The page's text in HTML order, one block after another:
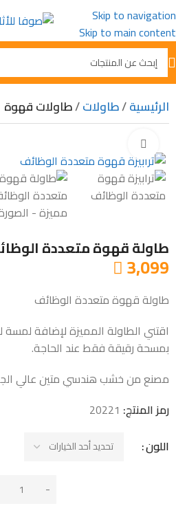
Skip to navigation
Skip to main content
الرئيسية طاولات طاولات قهوة
طاولة قهوة متعددة
 3,099
طاولة قهوة متعددة الوظائف
اقتني الطاولة المميزة لإضافة لمسة
بمسحة رقيقة فقط عند الحاجة.
مصنع من خشب هندسي متين عالي
رمز المنتج: 20221
اللون